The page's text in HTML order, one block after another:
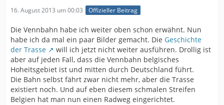
16. August 2013 um 00:03 Offizieller Beitrag
Die Vennbahn habe ich weiter oben schon erwähnt. Nun
habe ich da mal ein paar Bilder gemacht. Die Geschichte
der Trasse
will ich jetzt nicht weiter ausführen. Drollig ist
aber auf jeden Fall, dass die Vennbahn belgisches
Hoheitsgebiet ist und mitten durch Deutschland führt.
Die Bahn selbst fährt zwar nicht mehr, aber die Trasse
existiert noch. Und auf eben diesem schmalen Streifen
Belgien hat man nun einen Radweg eingerichtet.